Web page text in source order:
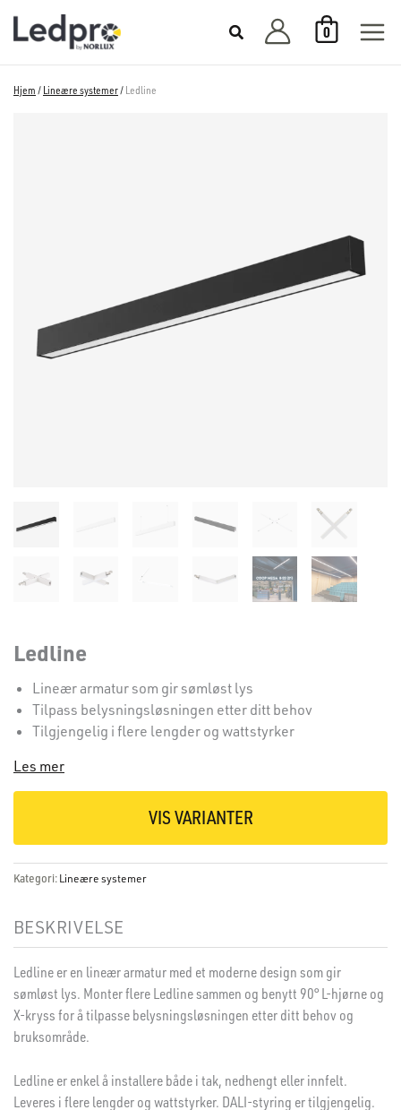
rett
0
Hjem / Lineære systemer/ Ledline
Ledline
Lineær armatur som gir sømløst lys
Tilpass belysningsløsningen etter ditt behov
Tilgjengelig i flere lengder og wattstyrker
Les mer
VIS VARIANTER
Kategori: Lineære systemer
BESKRIVELSE
Ledline er en lineær armatur med et moderne design som gir
sømløst lys. Monter flere Ledline sammen og benytt 90° L-hjørne og
X-kryss for å tilpasse belysningsløsningen etter ditt behov og
bruksområde.
Ledline er enkel å installere både i tak, nedhengt eller innfelt.
Leveres i flere lengder og wattstyrker. DALI-styring er tilgjengelig.